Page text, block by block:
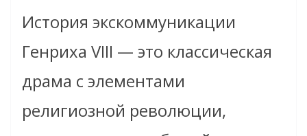
История экскоммуникации
Генриха VIII — это классическая
драма с элементами
религиозной революции,